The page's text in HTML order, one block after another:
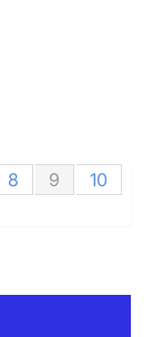
8 9
10